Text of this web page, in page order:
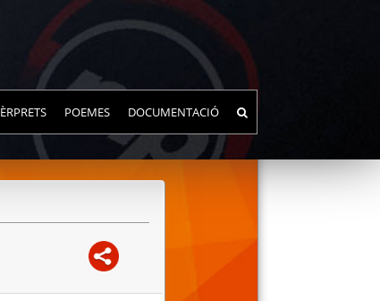
POEMES DOCUMENTACIÓ